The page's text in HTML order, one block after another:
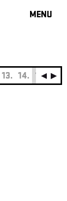
MENU
JAZZ
13. 14. 15. 16.